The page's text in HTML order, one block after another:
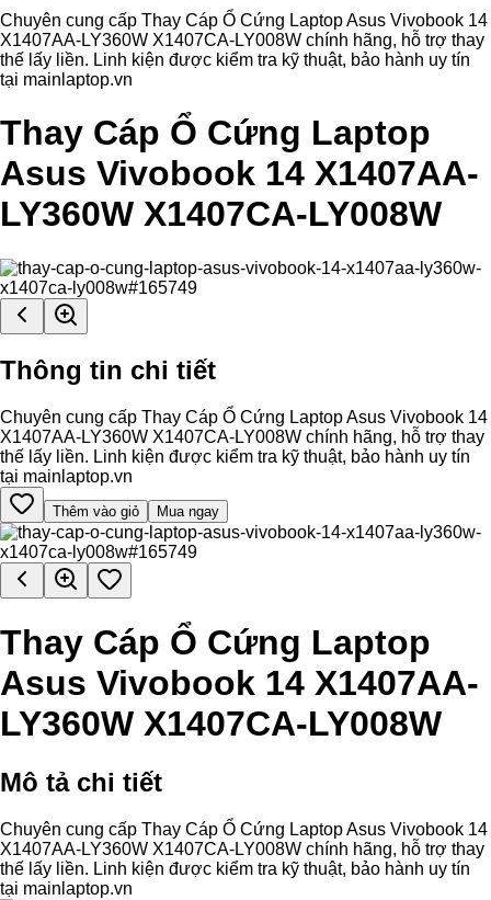
Chuyên cung cấp Thay Cáp Ổ Cứng Laptop Asus Vivobook 14
X1407AA-LY360W X1407CA-LY008W chính hãng, hỗ trợ thay
thế lấy liền. Linh kiện được kiểm tra kỹ thuật, bảo hành uy tín
tại mainlaptop.vn
Thay Cáp Ổ Cứng Laptop
Asus Vivobook 14 X1407AA-
LY360W X1407CA-LY008W
Thông tin chi tiết
Chuyên cung cấp Thay Cáp Ổ Cứng Laptop Asus Vivobook 14
X1407AA-LY360W X1407CA-LY008W chính hãng, hỗ trợ thay
thế lấy liền. Linh kiện được kiểm tra kỹ thuật, bảo hành uy tín
tại mainlaptop.vn
Thêm vào giỏ Mua ngay
Thay Cáp Ổ Cứng Laptop
Asus Vivobook 14 X1407AA-
LY360W X1407CA-LY008W
Mô tả chi tiết
Chuyên cung cấp Thay Cáp Ổ Cứng Laptop Asus Vivobook 14
X1407AA-LY360W X1407CA-LY008W chính hãng, hỗ trợ thay
thế lấy liền. Linh kiện được kiểm tra kỹ thuật, bảo hành uy tín
tại mainlaptop.vn